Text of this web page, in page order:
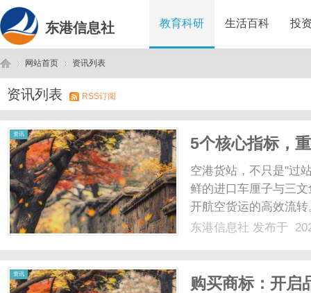
东港信息社 教育科研 生活百科 投
东 ›
网站首页
›
资讯列表
资讯列表 RSS订阅
资讯
5个核心指标，
空港货站，不只是"过
鲜的进口车厘子与三
开航空货运的高效流
的第一印象，还停留
东港信息社 发布于
资讯
购买商标：开启